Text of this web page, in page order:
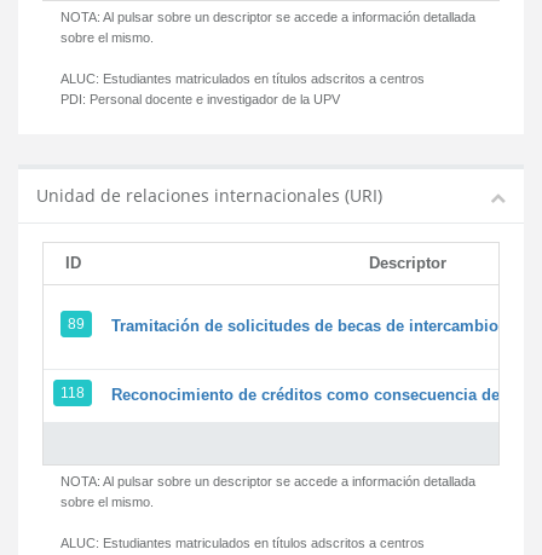
NOTA: Al pulsar sobre un descriptor se accede a información detallada
sobre el mismo.
ALUC: Estudiantes matriculados en títulos adscritos a centros
PDI: Personal docente e investigador de la UPV
Unidad de relaciones internacionales (URI)
ID Descriptor
89 Tramitación de solicitudes de becas de intercambio
118 Reconocimiento de créditos como consecuencia de un
NOTA: Al pulsar sobre un descriptor se accede a información detallada
sobre el mismo.
ALUC: Estudiantes matriculados en títulos adscritos a centros